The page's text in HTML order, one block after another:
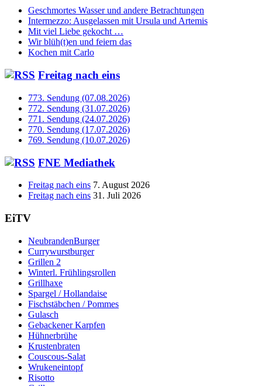
Geschmortes Wasser und andere Betrachtungen
Intermezzo: Ausgelassen mit Ursula und Artemis
Mit viel Liebe gekocht …
Wir blüh(t)en und feiern das
Kochen mit Carlo
Freitag nach eins
773. Sendung (07.08.2026)
772. Sendung (31.07.2026)
771. Sendung (24.07.2026)
770. Sendung (17.07.2026)
769. Sendung (10.07.2026)
FNE Mediathek
Freitag nach eins 7. August 2026
Freitag nach eins 31. Juli 2026
EiTV
NeubrandenBurger
Currywurstburger
Grillen 2
Winterl. Frühlingsrollen
Grillhaxe
Spargel / Hollandaise
Fischstäbchen / Pommes
Gulasch
Gebackener Karpfen
Hühnerbrühe
Krustenbraten
Couscous-Salat
Wrukeneintopf
Risotto